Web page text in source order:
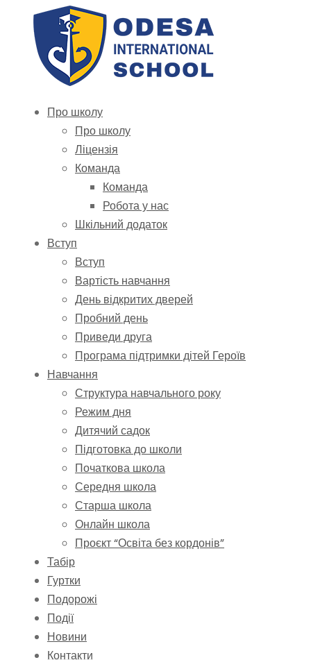
Про школу
Про школу
Ліцензія
Команда
Команда
Робота у нас
Шкільний додаток
Вступ
Вступ
Вартість навчання
День відкритих дверей
Пробний день
Приведи друга
Програма підтримки дітей Героїв
Навчання
Структура навчального року
Режим дня
Дитячий садок
Підготовка до школи
Початкова школа
Середня школа
Старша школа
Онлайн школа
Проєкт “Освіта без кордонів”
Табір
Гуртки
Подорожі
Події
Новини
Контакти